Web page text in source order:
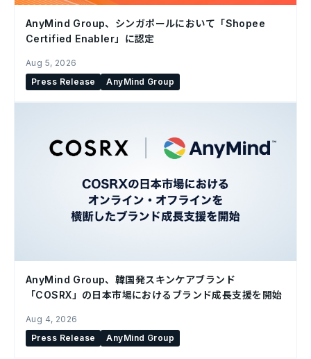
AnyMind Group、シンガポールにおいて「Shopee
Certified Enabler」に認定
Aug 5, 2026
Press Release
AnyMind Group
AnyMind Group、韓国発スキンケアブランド
「COSRX」の日本市場におけるブランド成長支援を開始
Aug 4, 2026
Press Release
AnyMind Group